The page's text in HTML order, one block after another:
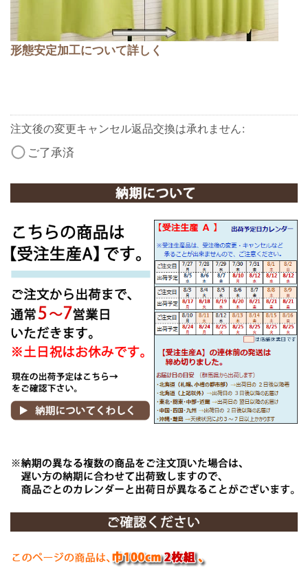
形態安定加工について詳しく
注文後の変更キャンセル返品交換は承れません:
ご了承済